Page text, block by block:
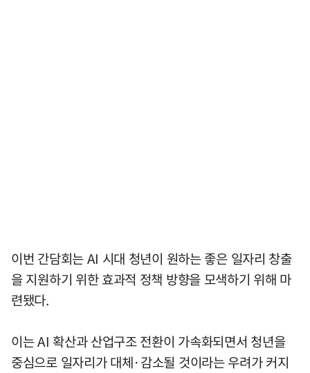
이번 간담회는 AI 시대 청년이 원하는 좋은 일자리 창출
을 지원하기 위한 효과적 정책 방향을 모색하기 위해 마
련됐다.
이는 AI 확산과 산업구조 전환이 가속화되면서 청년을
중심으로 일자리가 대체·감소될 것이라는 우려가 커지